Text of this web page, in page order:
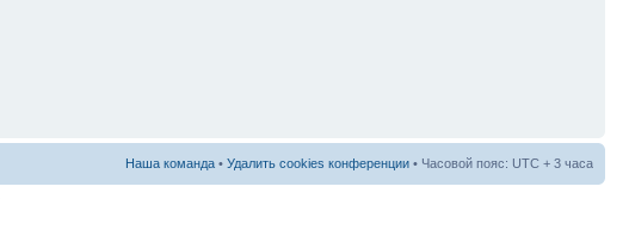
Наша команда • Удалить cookies конференции • Часовой пояс: UTC + 3 часа